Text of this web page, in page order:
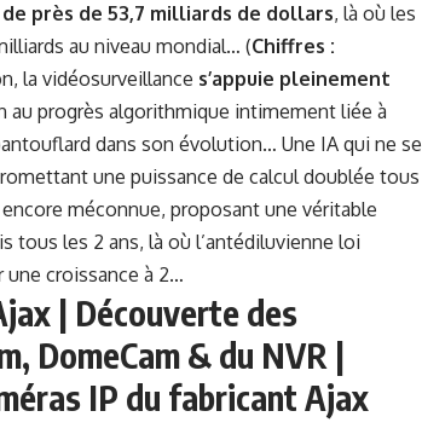
près de 53,7 milliards de dollars, là où les
au niveau mondial… (Chiffres :
la vidéosurveillance s’appuie pleinement
au progrès algorithmique intimement liée à
dans son évolution… Une IA qui ne se
une puissance de calcul doublée tous
encore méconnue, proposant une véritable
tous les 2 ans, là où l’antédiluvienne loi
une croissance à 2…
| Découverte des
DomeCam & du NVR |
IP du fabricant Ajax